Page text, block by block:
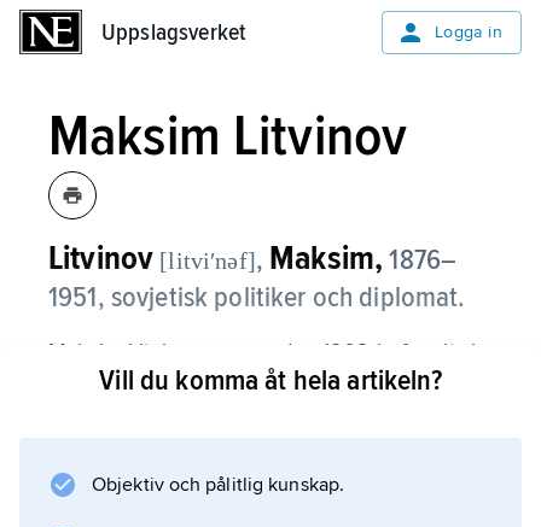
Uppslagsverket Logga in
Maksim Litvinov
Litvinov [litviʹnəf], Maksim, 1876–
1951, sovjetisk politiker och diplomat.
Maksim Litvinov, som sedan 1902 befunnit sig
i exil, utsågs 1917 till det bolsjevikiska
diplomat. Efter ett decennium som vice
Vill du komma åt hela artikeln?
Objektiv och pålitlig kunskap.